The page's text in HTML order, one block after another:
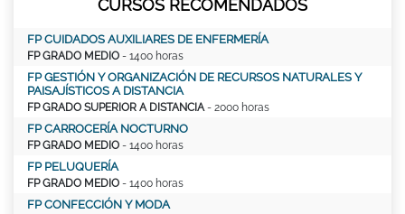
CURSOS RECOMENDADOS
FP CUIDADOS AUXILIARES DE ENFERMERÍA
FP GRADO MEDIO - 1400 horas
FP GESTIÓN Y ORGANIZACIÓN DE RECURSOS NATURALES Y
PAISAJÍSTICOS A DISTANCIA
FP GRADO SUPERIOR A DISTANCIA- 2000 horas
FP CARROCERÍA NOCTURNO
FP GRADO MEDIO - 1400 horas
FP PELUQUERÍA
FP GRADO MEDIO - 1400 horas
FP CONFECCIÓN Y MODA